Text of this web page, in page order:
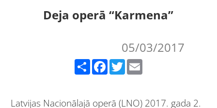
Deja operā “Karmena”
05/03/2017
Share Facebook Twitter
Latvijas Nacionālajā operā (LNO) 2017. gada 2.